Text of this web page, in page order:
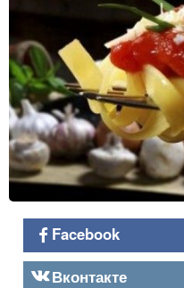
Facebook
Вконтакте